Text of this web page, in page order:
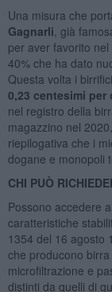
Una misura che
Gagnarli , già
per aver favorito
40% che ha dato
Questa volta i
0,23 centesimi
nel registro della
magazzino nel
riepilogativa che i
dogane e monopoli
CHI PUÒ
Possono accedere
caratteristiche
1354 del 16 agosto
che producono
microfiltrazione e
distinti da quelli di